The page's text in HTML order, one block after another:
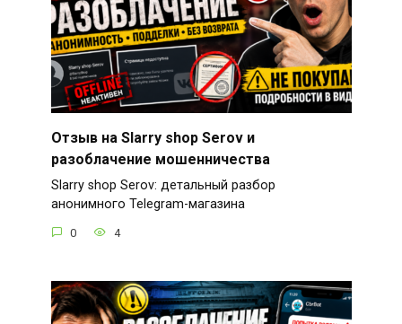
Отзыв на Slarry shop Serov и
разоблачение мошенничества
Slarry shop Serov: детальный разбор
анонимного Telegram-магазина
0 4